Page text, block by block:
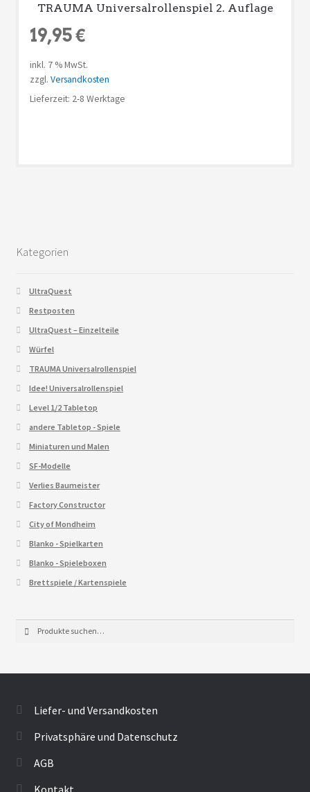
TRAUMA Universalrollenspiel 2. Auflage
19,95€
inkl. 7 % MwSt.
zzgl. Versandkosten
Lieferzeit: 2-8 Werktage
Kategorien
UltraQuest
Restposten
UltraQuest – Einzelteile
Würfel
TRAUMA Universalrollenspiel
Idee! Universalrollenspiel
Level 1/2 Tabletop
andere Tabletop - Spiele
Miniaturen und Malen
SF-Modelle
Verlies Baumeister
Factory Constructor
City of Mondheim
Blanko - Spielkarten
Blanko - Spieleboxen
Brettspiele / Kartenspiele
nach:
Liefer- und Versandkosten
Privatsphäre und Datenschutz
AGB
Kontakt